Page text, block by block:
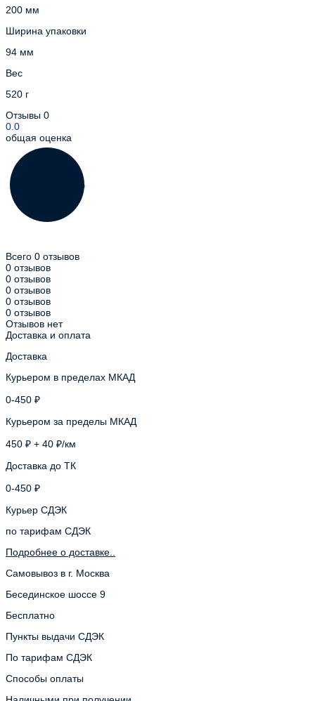
200 мм
Ширина упаковки
94 мм
Вес
520 г
Отзывы 0
0.0
общая оценка
Всего 0 отзывов
0 отзывов
0 отзывов
0 отзывов
0 отзывов
0 отзывов
Отзывов нет
Доставка и оплата
Доставка
Курьером в пределах МКАД
0-450 ₽
Курьером за пределы МКАД
450 ₽ + 40 ₽/км
Доставка до ТК
0-450 ₽
Курьер СДЭК
по тарифам СДЭК
Подробнее о доставке..
Самовывоз в г. Москва
Бесединское шоссе 9
Бесплатно
Пункты выдачи СДЭК
По тарифам СДЭК
Способы оплаты